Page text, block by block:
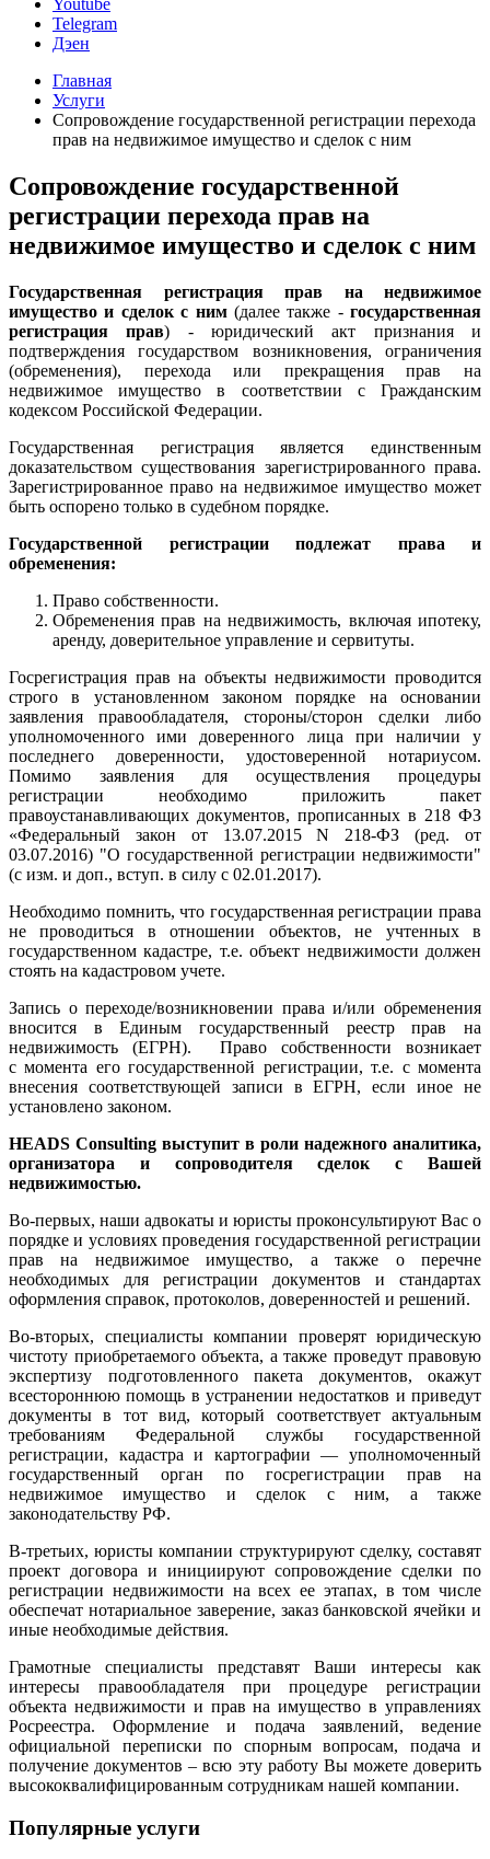
Youtube
Telegram
Дэен
Главная
Услуги
Сопровождение государственной регистрации перехода
прав на недвижимое имущество и сделок с ним
Сопровождение государственной
регистрации перехода прав на
недвижимое имущество и сделок с ним
Государственная регистрация прав на недвижимое
имущество и сделок с ним(далее также - государственная
регистрация прав) - юридический акт признания и
подтверждения государством возникновения, ограничения
(обременения), перехода или прекращения прав на
недвижимое имущество в соответствии с Гражданским
кодексом Российской Федерации.
Государственная регистрация является единственным
доказательством существования зарегистрированного права.
Зарегистрированное право на недвижимое имущество может
быть оспорено только в судебном порядке.
Государственной регистрации подлежат права и
обременения:
Право собственности.
Обременения прав на недвижимость, включая ипотеку,
аренду, доверительное управление и сервитуты.
Госрегистрация прав на объекты недвижимости проводится
строго в установленном законом порядке на основании
заявления правообладателя, стороны/сторон сделки либо
уполномоченного ими доверенного лица при наличии у
последнего доверенности, удостоверенной нотариусом.
Помимо заявления для осуществления процедуры
регистрации необходимо приложить пакет
правоустанавливающих документов, прописанных в 218 ФЗ
«Федеральный закон от 13.07.2015 N 218-ФЗ (ред. от
03.07.2016) "О государственной регистрации недвижимости"
(с изм. и доп., вступ. в силу с 02.01.2017).
Необходимо помнить, что государственная регистрации права
не проводиться в отношении объектов, не учтенных в
государственном кадастре, т.е. объект недвижимости должен
стоять на кадастровом учете.
Запись о переходе/возникновении права и/или обременения
вносится в Единым государственный реестр прав на
недвижимость (ЕГРН). Право собственности возникает
с момента его государственной регистрации, т.е. с момента
внесения соответствующей записи в ЕГРН, если иное не
установлено законом.
HEADS Consulting выступит в роли надежного аналитика,
организатора и сопроводителя сделок с Вашей
недвижимостью.
Во-первых, наши адвокаты и юристы проконсультируют Вас о
порядке и условиях проведения государственной регистрации
прав на недвижимое имущество, а также о перечне
необходимых для регистрации документов и стандартах
оформления справок, протоколов, доверенностей и решений.
Во-вторых, специалисты компании проверят юридическую
чистоту приобретаемого объекта, а также проведут правовую
экспертизу подготовленного пакета документов, окажут
всестороннюю помощь в устранении недостатков и приведут
документы в тот вид, который соответствует актуальным
требованиям Федеральной службы государственной
регистрации, кадастра и картографии — уполномоченный
государственный орган по госрегистрации прав на
недвижимое имущество и сделок с ним, а также
законодательству РФ.
В-третьих, юристы компании структурируют сделку, составят
проект договора и инициируют сопровождение сделки по
регистрации недвижимости на всех ее этапах, в том числе
обеспечат нотариальное заверение, заказ банковской ячейки и
иные необходимые действия.
Грамотные специалисты представят Ваши интересы как
интересы правообладателя при процедуре регистрации
объекта недвижимости и прав на имущество в управлениях
Росреестра. Оформление и подача заявлений, ведение
официальной переписки по спорным вопросам, подача и
получение документов – всю эту работу Вы можете доверить
высококвалифицированным сотрудникам нашей компании.
Популярные услуги